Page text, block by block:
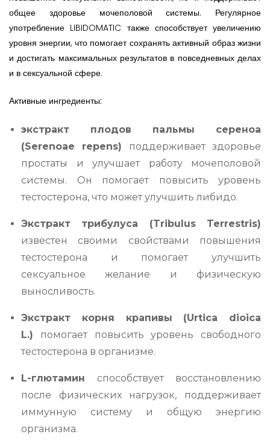
общее здоровье мочеполовой системы. Регулярное
употребление LIBIDOMATIC также способствует увеличению
уровня энергии, что помогает сохранять активный образ жизни
и достигать максимальных результатов в повседневных делах
и в сексуальной сфере.
Активные ингредиенты:
экстракт плодов пальмы сереноа
(Serenoae repens) поддерживает здоровье
простаты и улучшает работу мочеполовой
системы. Он помогает повысить уровень
тестостерона, что может улучшить либидо.
Экстракт трибулуса (Tribulus Terrestris)
известен своими свойствами повышения
тестостерона и помогает улучшить
сексуальное желание и физическую
выносливость.
Экстракт корня крапивы (Urtica dioica
L.) помогает повысить уровень свободного
тестостерона в организме.
L-глютамин способствует восстановлению
после физических нагрузок, поддерживает
иммунную систему и общую энергию
организма.